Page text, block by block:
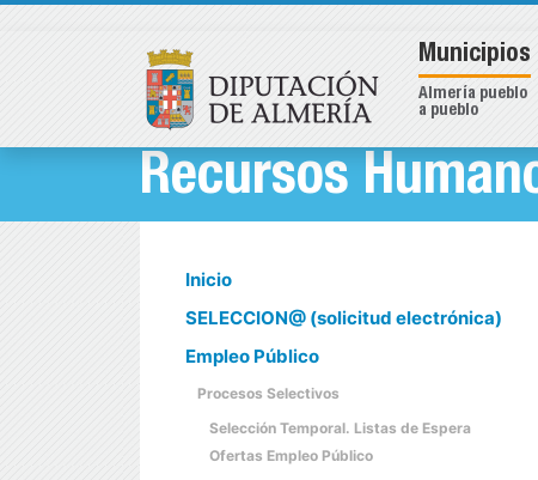
Municipios
Almería pueblo
a pueblo
Recursos
Inicio
SELECCION@ (solicitud electrónica)
Empleo Público
Procesos Selectivos
Selección Temporal. Listas de Espera
Ofertas Empleo Público